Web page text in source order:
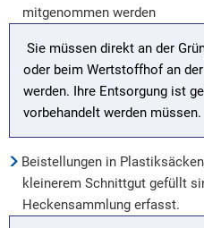
mitgenommen werden
Sie müssen direkt an der
oder beim Wertstoffhof an
werden. Ihre Entsorgung ist
vorbehandelt werden müssen.
Beistellungen in
kleinerem Schnittgut gefüllt
Heckensammlung erfasst.